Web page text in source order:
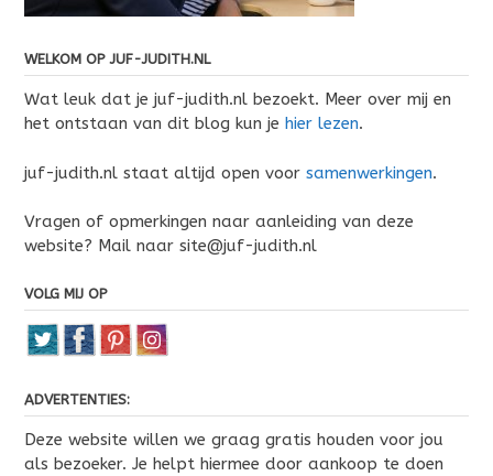
WELKOM OP JUF-JUDITH.NL
Wat leuk dat je juf-judith.nl bezoekt. Meer over mij en
het ontstaan van dit blog kun je hier lezen.
juf-judith.nl staat altijd open voor samenwerkingen.
Vragen of opmerkingen naar aanleiding van deze
website? Mail naar site@juf-judith.nl
VOLG MIJ OP
ADVERTENTIES:
Deze website willen we graag gratis houden voor jou
als bezoeker. Je helpt hiermee door aankoop te doen